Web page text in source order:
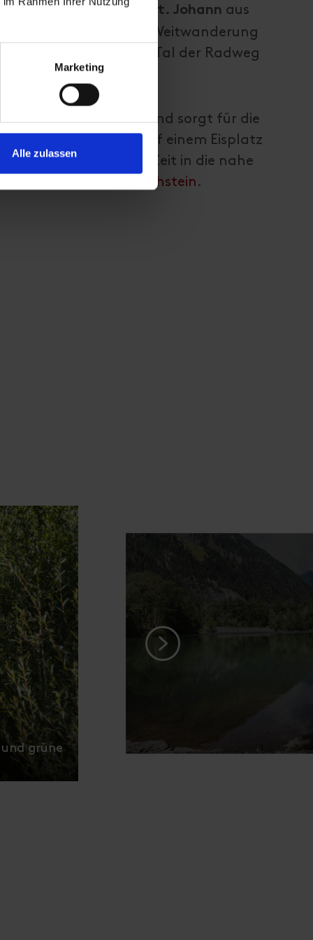
Marketing
Alle zulassen
kann von St. Johann aus
Oberleibnig zu einer Weitwanderung
bietet sich im Tal der Radweg
Frau Holle gnädig und sorgt für die
können auf einem Eisplatz
binnen kürzester Zeit in die nahe
Zettersfeld und Hochstein .
grüne